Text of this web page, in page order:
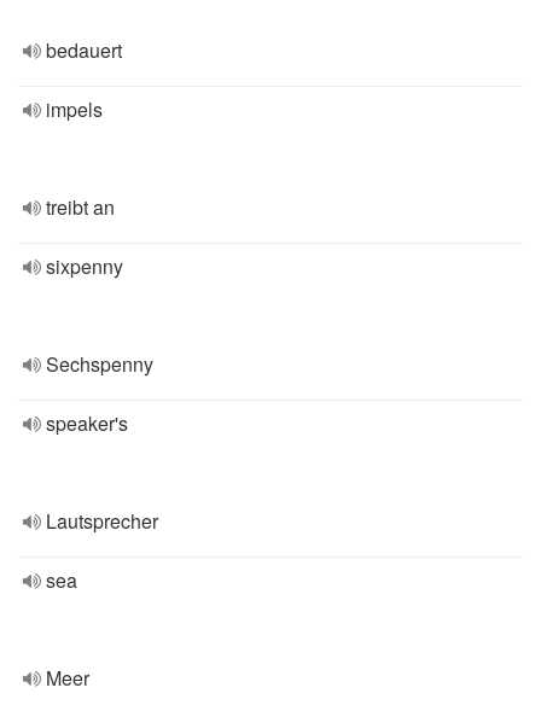
bedauert
impels
treibt an
sixpenny
Sechspenny
speaker's
Lautsprecher
sea
Meer